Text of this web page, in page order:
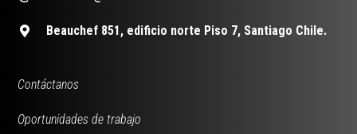
Beauchef 851, edificio norte Piso 7, Santiago Chile.
Contáctanos
Oportunidades de trabajo